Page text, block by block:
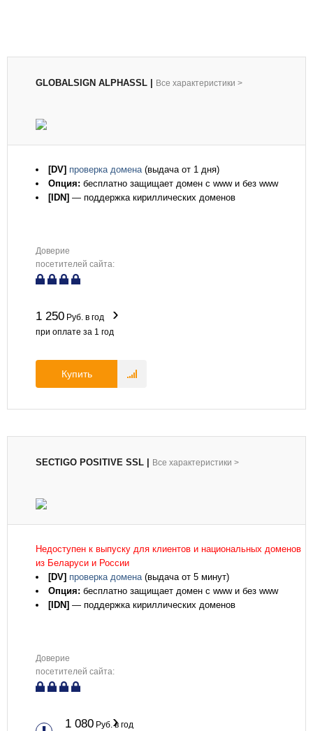
GLOBALSIGN ALPHASSL Все характеристики >
[DV] проверка домена(выдача от 1 дня)
Опция: бесплатно защищает домен с www и без www
[IDN] — поддержка кириллических доменов
Доверие
посетителей сайта:
1 250 Руб. в год
при оплате за 1 год
Купить
SECTIGO POSITIVE SSL Все характеристики >
Недоступен к выпуску для клиентов и национальных доменов
из Беларуси и России
[DV] проверка домена(выдача от 5 минут)
Опция: бесплатно защищает домен с www и без www
[IDN] — поддержка кириллических доменов
Доверие
посетителей сайта:
1 080 Руб. в год